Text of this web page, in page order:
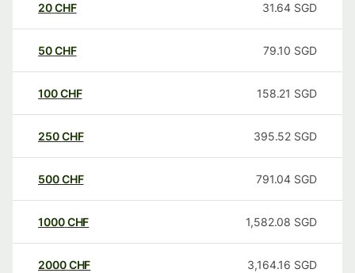
20CHF 31.64 SGD
50CHF 79.10 SGD
100CHF 158.21 SGD
250CHF 395.52 SGD
500CHF 791.04 SGD
1000CHF 1,582.08 SGD
2000CHF 3,164.16 SGD